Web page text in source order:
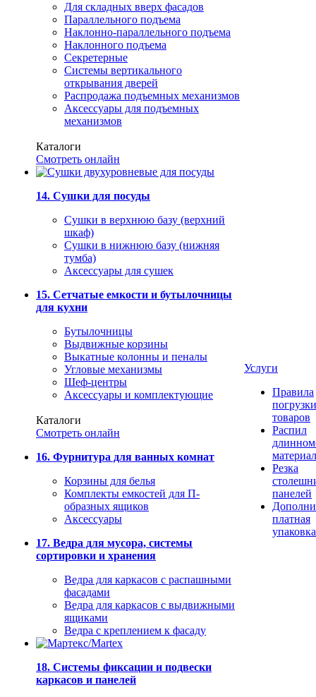
Для складных вверх фасадов
Параллельного подъема
Наклонно-параллельного подъема
Наклонного подъема
Секретерные
Системы вертикального
открывания дверей
Распродажа подъемных механизмов
Аксессуары для подъемных
механизмов
Каталоги
Смотреть онлайн
14. Сушки для посуды
Сушки в верхнюю базу (верхний
шкаф)
Сушки в нижнюю базу (нижняя
тумба)
Аксессуары для сушек
15. Сетчатые емкости и бутылочницы
для кухни
Бутылочницы
Выдвижные корзины
Выкатные колонны и пеналы
Угловые механизмы
Шеф-центры
Аксессуары и комплектующие
Каталоги
Смотреть онлайн
16. Фурнитура для ванных комнат
Корзины для белья
Комплекты емкостей для П-
образных ящиков
Аксессуары
17. Ведра для мусора, системы
сортировки и хранения
Ведра для каркасов с распашными
фасадами
Ведра для каркасов с выдвижными
ящиками
Ведра с креплением к фасаду
18. Системы фиксации и подвески
каркасов и панелей
Услуги
Правила
погрузки
товаров
Распил
Резка
панелей
платная
упаковка